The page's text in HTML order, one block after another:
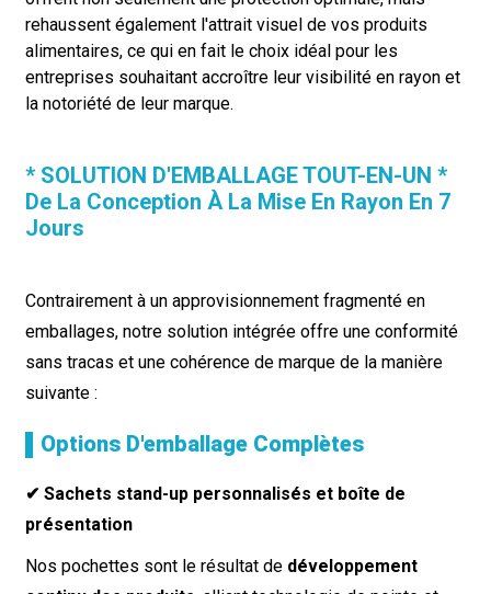
rehaussent également l'attrait visuel de vos produits
alimentaires, ce qui en fait le choix idéal pour les
entreprises souhaitant accroître leur visibilité en rayon et
la notoriété de leur marque.
* SOLUTION D'EMBALLAGE TOUT-EN-UN *
De La Conception À La Mise En Rayon En 7
Jours
Contrairement à un approvisionnement fragmenté en
emballages, notre solution intégrée offre une conformité
sans tracas et une cohérence de marque de la manière
suivante :
▌Options D'emballage Complètes
✔ Sachets stand-up personnalisés et boîte de
présentation
Nos pochettes sont le résultat de développement